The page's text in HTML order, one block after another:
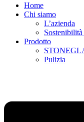
Home
Chi siamo
L’azienda
Prodotto
Pulizia